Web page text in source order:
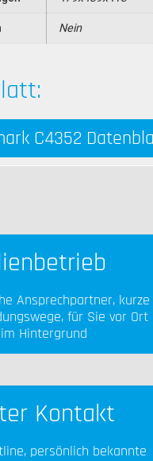
Nein
C4352
Ansprechpartner, kurze
für Sie vor
Hintergrund
Kontakt
persönlich bekannte